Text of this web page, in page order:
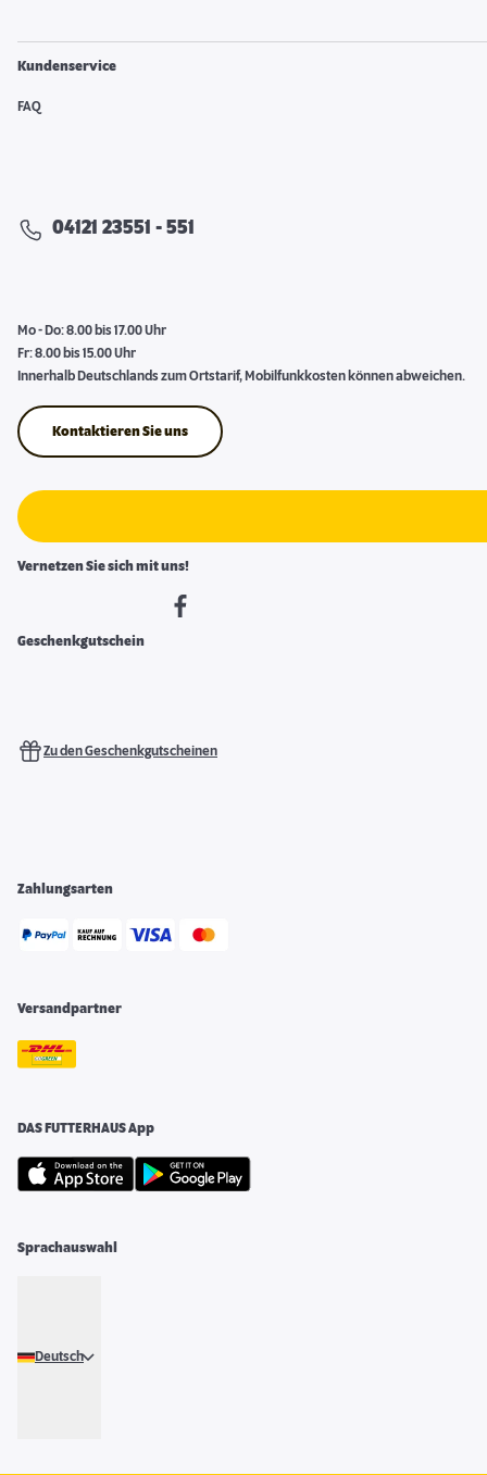
Kundenservice
FAQ
04121 23551 - 551
Mo - Do: 8.00 bis 17.00 Uhr
Fr: 8.00 bis 15.00 Uhr
Innerhalb Deutschlands zum Ortstarif, Mobilfunkkosten können abweichen.
Kontaktieren Sie uns
Vernetzen Sie sich mit uns!
Geschenkgutschein
Zu den Geschenkgutscheinen
Zahlungsarten
Versandpartner
DAS FUTTERHAUS App
Sprachauswahl
Deutsch